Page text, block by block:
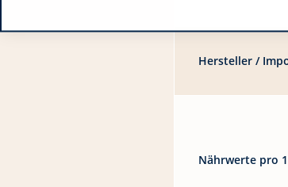
Hersteller /
Nährwerte pro